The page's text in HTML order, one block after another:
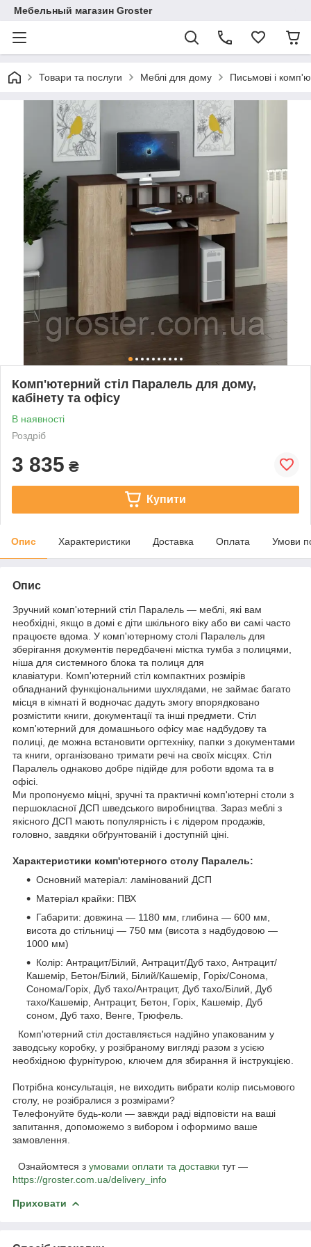
Мебельный магазин Groster
Товари та послуги Меблі для дому Письмові і
Комп'ютерний стіл Паралель для дому,
кабінету та офісу
В наявності
Роздріб
3 835 ₴
Купити
Опис Характеристики Доставка Оплата Умови
Опис
Зручний комп'ютерний стіл Паралель — меблі, які вам
необхідні, якщо в домі є діти шкільного віку або ви самі часто
працюєте вдома. У комп'ютерному столі Паралель для
зберігання документів передбачені містка тумба з полицями,
ніша для системного блока та полиця для
клавіатури. Комп'ютерний стіл компактних розмірів
обладнаний функціональними шухлядами, не займає багато
місця в кімнаті й водночас дадуть змогу впорядковано
розмістити книги, документації та інші предмети. Стіл
комп'ютерний для домашнього офісу має надбудову та
полиці, де можна встановити оргтехніку, папки з документами
та книги, організовано тримати речі на своїх місцях. Стіл
Паралель однаково добре підійде для роботи вдома та в
офісі.
Ми пропонуємо міцні, зручні та практичні комп'ютерні столи з
першокласної ДСП шведського виробництва. Зараз меблі з
якісного ДСП мають популярність і є лідером продажів,
головно, завдяки обґрунтованій і доступній ціні.
Характеристики комп'ютерного столу Паралель:
Основний матеріал: ламінований ДСП
Матеріал крайки: ПВХ
Габарити: довжина — 1180 мм, глибина — 600 мм,
висота до стільниці — 750 мм (висота з надбудовою —
1000 мм)
Колір: Антрацит/Білий, Антрацит/Дуб тахо, Антрацит/
Кашемір, Бетон/Білий, Білий/Кашемір, Горіх/Сонома,
Сонома/Горіх, Дуб тахо/Антрацит, Дуб тахо/Білий, Дуб
тахо/Кашемір, Антрацит, Бетон, Горіх, Кашемір, Дуб
соном, Дуб тахо, Венге, Трюфель.
Комп'ютерний стіл доставляється надійно упакованим у
заводську коробку, у розібраному вигляді разом з усією
необхідною фурнітурою, ключем для збирання й інструкцією.
Потрібна консультація, не виходить вибрати колір письмового
столу, не розібралися з розмірами?
Телефонуйте будь-коли — завжди раді відповісти на ваші
запитання, допоможемо з вибором і оформимо ваше
замовлення.
Ознайомтеся з умовами оплати та доставки тут —
https://groster.com.ua/delivery_info
Приховати